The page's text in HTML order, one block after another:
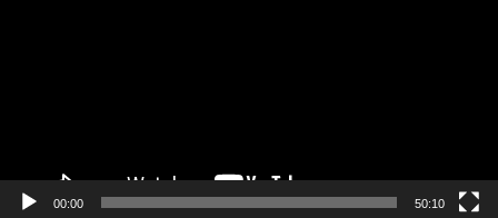
00:00 50:10